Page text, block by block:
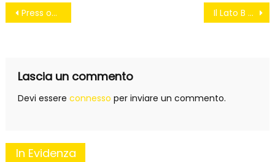
Navigazione
Press obituary/1 Pubblicità Il Lato B di Renzi – Enrica Perucchietti
Lascia un commento
Devi essere connesso per inviare un commento.
In Evidenza